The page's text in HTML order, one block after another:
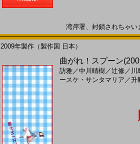
湾岸署、封鎖されちゃ
2009年製作（製作国 日本）
曲がれ！スプーン
訪雅／中川晴樹／辻修／ 川
ースケ・サンタマリア ／ 升